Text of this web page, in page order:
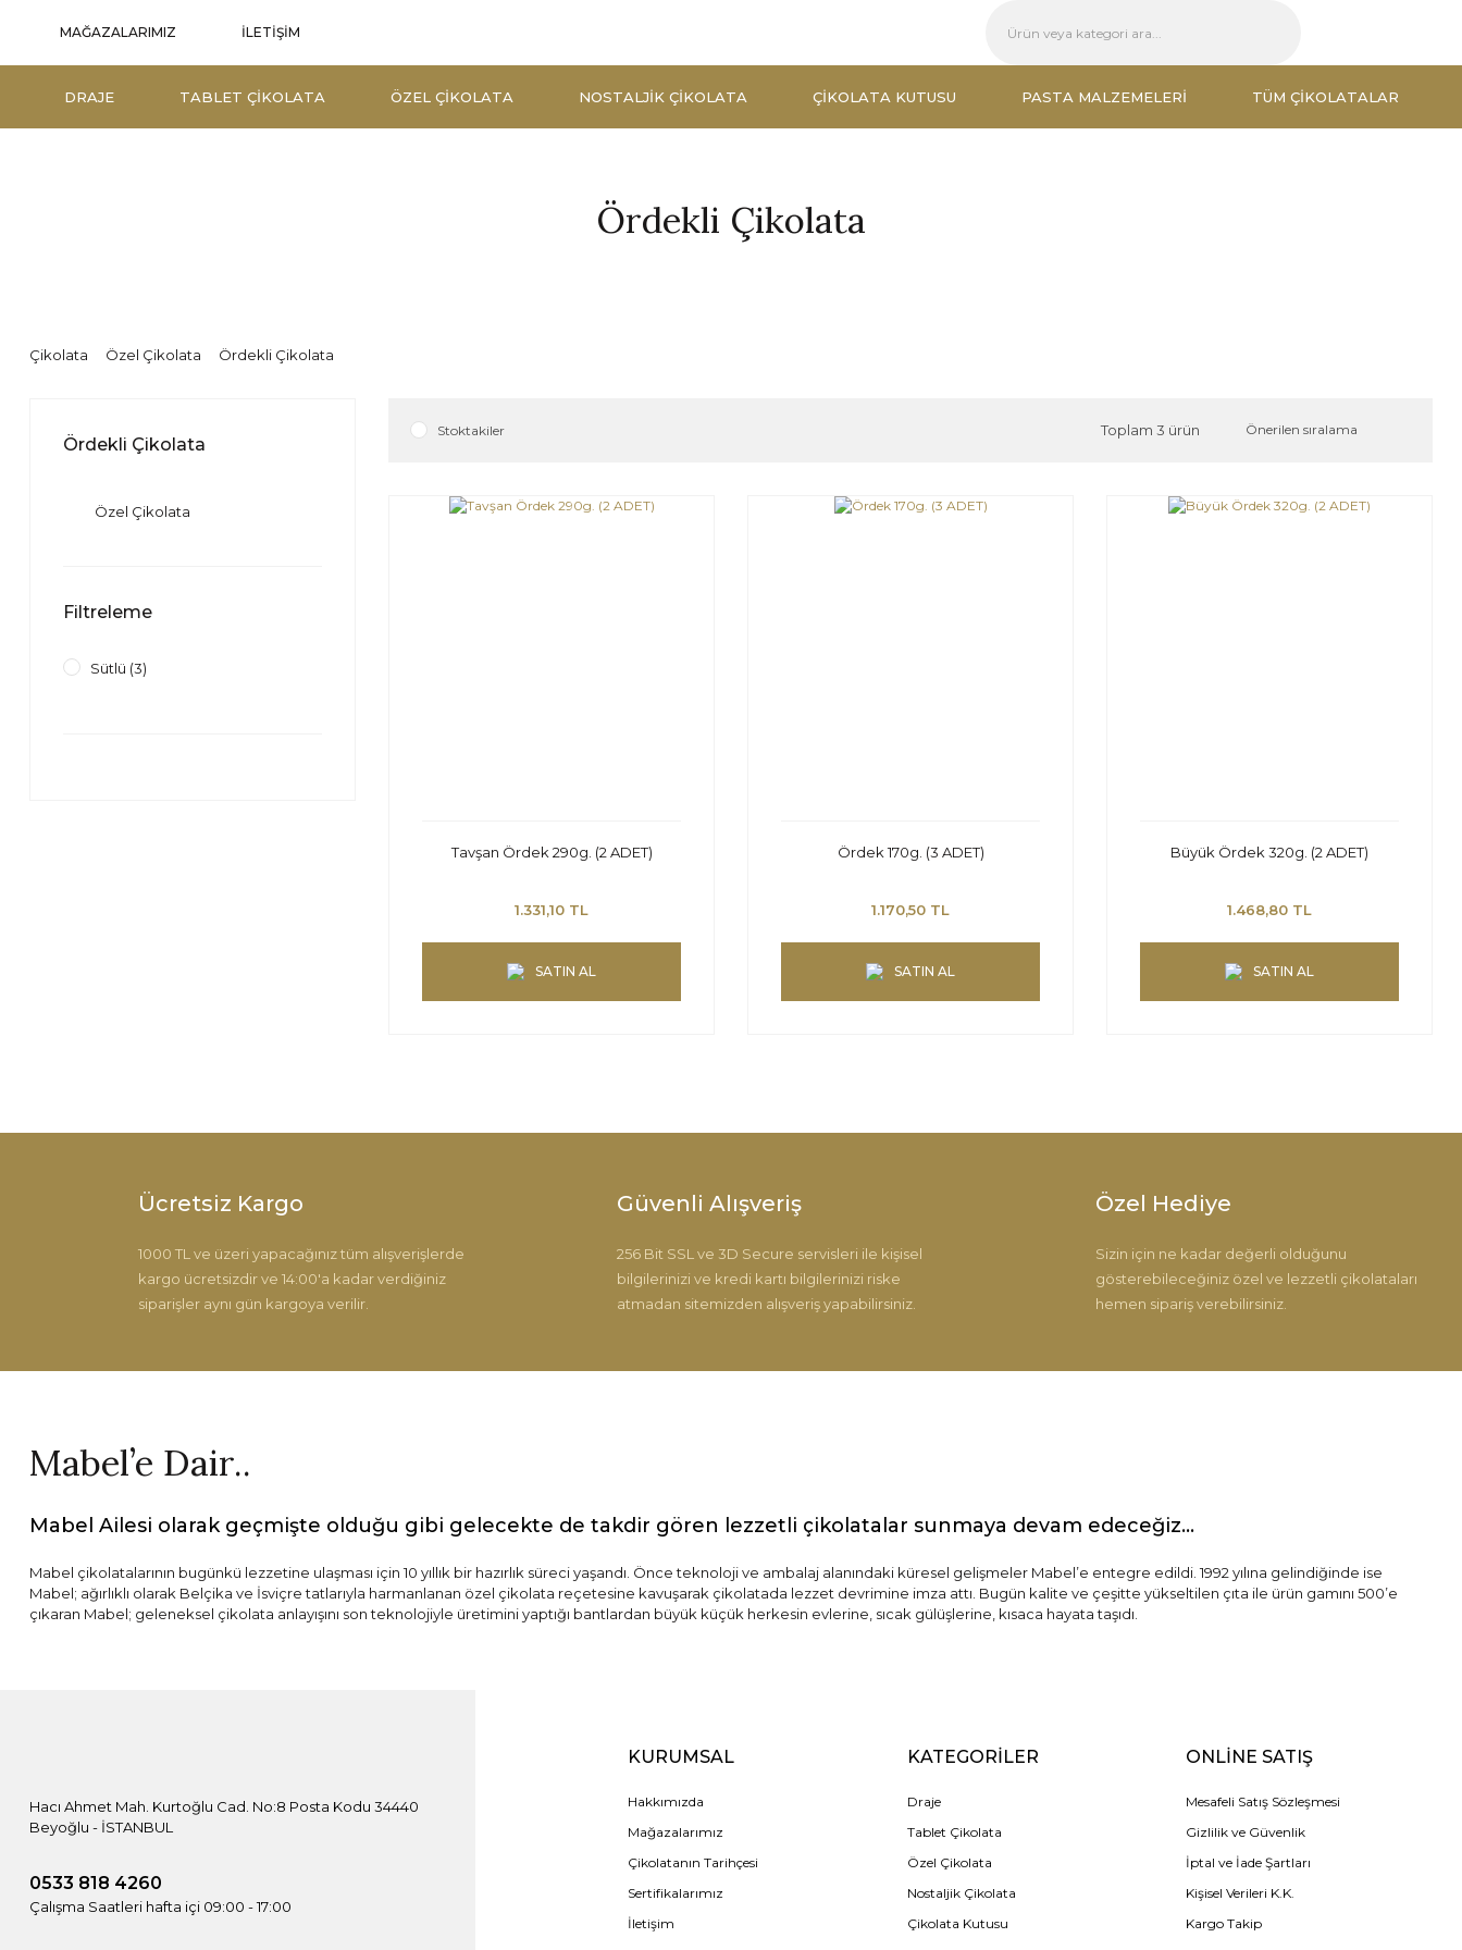
MAĞAZALARIMIZ İLETİŞİM
DRAJE TABLET ÇIKOLATA ÖZEL ÇIKOLATA NOSTALJIK ÇIKOLATA ÇIKOLATA KUTUSU PASTA MALZEMELERI TÜM ÇIKOLATALAR
Ördekli Çikolata
Çikolata Özel Çikolata Ördekli Çikolata
Ördekli Çikolata
Özel Çikolata
Filtreleme
Sütlü (3)
Stoktakiler Toplam 3 ürün
Tavşan Ördek 290g. (2 ADET)
1.331,10 TL
SATIN AL
Ördek 170g. (3 ADET)
1.170,50 TL
SATIN AL
Büyük Ördek 320g. (2 ADET)
1.468,80 TL
SATIN AL
Ücretsiz Kargo
1000 TL ve üzeri yapacağınız tüm alışverişlerde
kargo ücretsizdir ve 14:00'a kadar verdiğiniz
siparişler aynı gün kargoya verilir.
Güvenli Alışveriş
256 Bit SSL ve 3D Secure servisleri ile kişisel
bilgilerinizi ve kredi kartı bilgilerinizi riske
atmadan sitemizden alışveriş yapabilirsiniz.
Özel Hediye
Sizin için ne kadar değerli olduğunu
gösterebileceğiniz özel ve lezzetli çikolataları
hemen sipariş verebilirsiniz.
Mabel’e Dair..
Mabel Ailesi olarak geçmişte olduğu gibi gelecekte de takdir gören lezzetli çikolatalar sunmaya devam edeceğiz...
Mabel çikolatalarının bugünkü lezzetine ulaşması için 10 yıllık bir hazırlık süreci yaşandı. Önce teknoloji ve ambalaj alanındaki küresel gelişmeler Mabel’e entegre edildi. 1992 yılına gelindiğinde ise
Mabel; ağırlıklı olarak Belçika ve İsviçre tatlarıyla harmanlanan özel çikolata reçetesine kavuşarak çikolatada lezzet devrimine imza attı. Bugün kalite ve çeşitte yükseltilen çıta ile ürün gamını 500’e
çıkaran Mabel; geleneksel çikolata anlayışını son teknolojiyle üretimini yaptığı bantlardan büyük küçük herkesin evlerine, sıcak gülüşlerine, kısaca hayata taşıdı.
Hacı Ahmet Mah. Kurtoğlu Cad. No:8 Posta Kodu 34440
Beyoğlu - İSTANBUL
0533 818 4260
Çalışma Saatleri hafta içi 09:00 - 17:00
KURUMSAL
Hakkımızda
Mağazalarımız
Çikolatanın Tarihçesi
Sertifikalarımız
İletişim
KATEGORİLER
Draje
Tablet Çikolata
Özel Çikolata
Nostaljik Çikolata
Çikolata Kutusu
ONLİNE SATIŞ
Mesafeli Satış Sözleşmesi
Gizlilik ve Güvenlik
İptal ve İade Şartları
Kişisel Verileri K.K.
Kargo Takip